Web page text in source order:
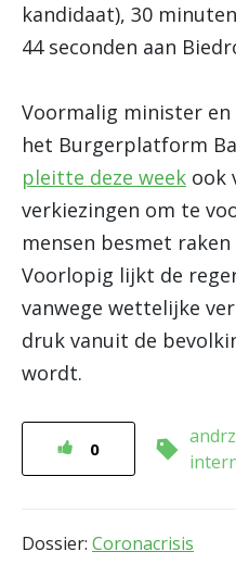
kandidaat), 30
44 seconden aan
Voormalig minister
het Burgerplatform
pleitte deze week ook
verkiezingen om te
mensen besmet
Voorlopig lijkt de
vanwege wettelijke
druk vanuit de
wordt.
0
Dossier: Coronacrisis